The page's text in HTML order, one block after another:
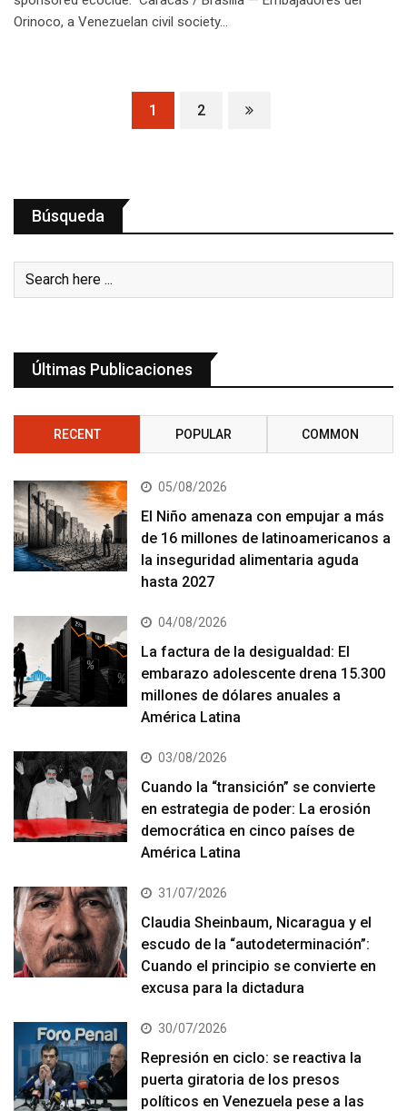
Orinoco, a Venezuelan civil society…
1 2
Búsqueda
Últimas Publicaciones
RECENT POPULAR COMMON
05/08/2026
El Niño amenaza con empujar a más
de 16 millones de latinoamericanos a
la inseguridad alimentaria aguda
hasta 2027
04/08/2026
La factura de la desigualdad: El
embarazo adolescente drena 15.300
millones de dólares anuales a
América Latina
03/08/2026
Cuando la “transición” se convierte
en estrategia de poder: La erosión
democrática en cinco países de
América Latina
31/07/2026
Claudia Sheinbaum, Nicaragua y el
escudo de la “autodeterminación”:
Cuando el principio se convierte en
excusa para la dictadura
30/07/2026
Represión en ciclo: se reactiva la
puerta giratoria de los presos
políticos en Venezuela pese a las